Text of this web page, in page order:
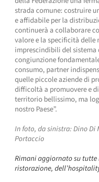
strada comune: costruire
e affidabile per la
continuerà a collaborare
valore e la specificità delle
imprescindibili del
congiunzione
consumo, partner
quelle piccole aziende di
difficoltà a promuovere e
territorio bellissimo, ma
nostro Paese”.
In foto, da sinistra: Dino Di
Portaccio
Rimani aggiornato su
ristorazione,